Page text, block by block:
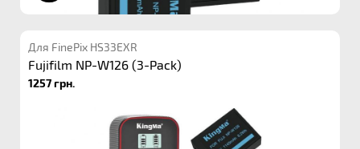
Для FinePix HS33EXR
Fujifilm NP-W126 (3-Pack)
1257 грн.